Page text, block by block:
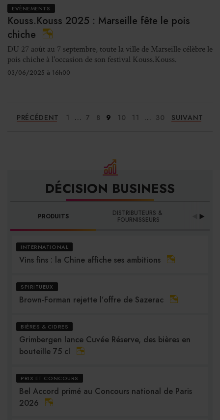
EVÈNEMENTS
Kouss.Kouss 2025 : Marseille fête le pois
chiche
DU 27 août au 7 septembre, toute la ville de Marseille célèbre le
pois chiche à l'occasion de son festival Kouss.Kouss.
03/06/2025 à 16h00
PRÉCÉDENT 1 ... 7 8 9 10 11 ... 30 SUIVANT
DÉCISION BUSINESS
PRODUITS DISTRIBUTEURS &
FOURNISSEURS
INTERNATIONAL
Vins fins : la Chine affiche ses ambitions
SPIRITUEUX
Brown-Forman rejette l’offre de Sazerac
BIÈRES & CIDRES
Grimbergen lance Cuvée Réserve, des bières en
bouteille 75 cl
PRIX ET CONCOURS
Bel Accord primé au Concours national de Paris
2026